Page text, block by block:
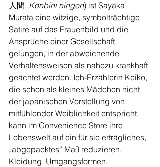
人間, Konbini ningen) ist Sayaka
Murata eine witzige, symbolträchtige
Satire auf das Frauenbild und die
Ansprüche einer Gesellschaft
gelungen, in der abweichende
Verhaltensweisen als nahezu krankhaft
geächtet werden. Ich-Erzählerin Keiko,
die schon als kleines Mädchen nicht
der japanischen Vorstellung von
mitfühlender Weiblichkeit entspricht,
kann im Convenience Store ihre
Lebenswelt auf ein für sie erträgliches,
„abgepacktes“ Maß reduzieren.
Kleidung, Umgangsformen,